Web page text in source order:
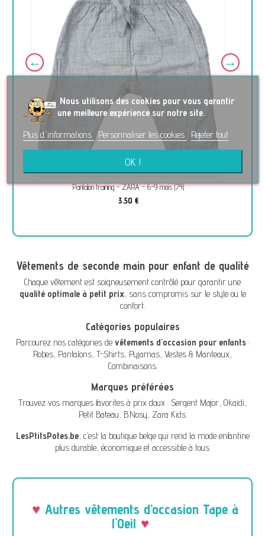
Pantalon training - ZARA - 6-9 mois (74)
3,50 €
Vêtements de seconde main pour enfant de qualité
Chaque vêtement est soigneusement contrôlé pour garantir une
qualité optimale à petit prix, sans compromis sur le style ou le
confort.
Catégories populaires
Parcourez nos catégories de vêtements d'occasion pour enfants:
Robes, Pantalons, T-Shirts, Pyjamas, Vestes & Manteaux,
Combinaisons.
Marques préférées
Trouvez vos marques favorites à prix doux : Sergent Major, Okaïdi,
Petit Bateau, B.Nosy, Zara Kids.
LesPtitsPotes.be, c’est la boutique belge qui rend la mode enfantine
plus durable, économique et accessible à tous.
Autres vêtements d’occasion Tape à
l'Oeil
Nous utilisons des cookies pour vous garantir
une meilleure expérience sur notre site.
Plus d'informations Personnaliser les cookies Rejeter tout
OK !